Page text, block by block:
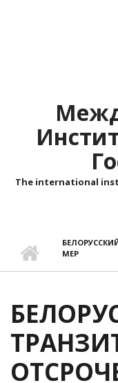
The international
МЕР